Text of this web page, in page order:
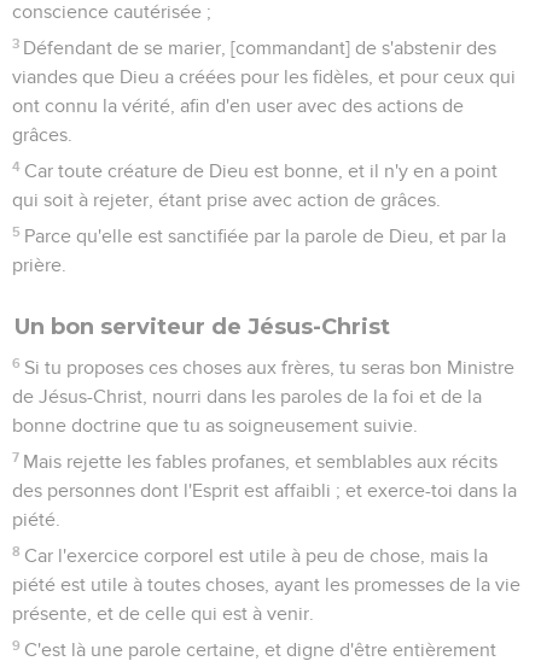
conscience cautérisée ;
3 Défendant de se marier, [commandant] de s'abstenir des
viandes que Dieu a créées pour les fidèles, et pour ceux qui
ont connu la vérité, afin d'en user avec des actions de
grâces.
4 Car toute créature de Dieu est bonne, et il n'y en a point
qui soit à rejeter, étant prise avec action de grâces.
5 Parce qu'elle est sanctifiée par la parole de Dieu, et par la
prière.
Un bon serviteur de Jésus-Christ
6 Si tu proposes ces choses aux frères, tu seras bon Ministre
de Jésus-Christ, nourri dans les paroles de la foi et de la
bonne doctrine que tu as soigneusement suivie.
7 Mais rejette les fables profanes, et semblables aux récits
des personnes dont l'Esprit est affaibli ; et exerce-toi dans la
piété.
8 Car l'exercice corporel est utile à peu de chose, mais la
piété est utile à toutes choses, ayant les promesses de la vie
présente, et de celle qui est à venir.
9 C'est là une parole certaine, et digne d'être entièrement